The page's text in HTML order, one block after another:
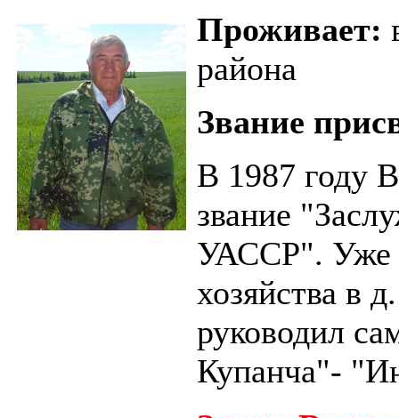
Проживает:
района
Звание
В 1987 году
звание
УАССР". Уже
хозяйства в
руководил
Купанча"-